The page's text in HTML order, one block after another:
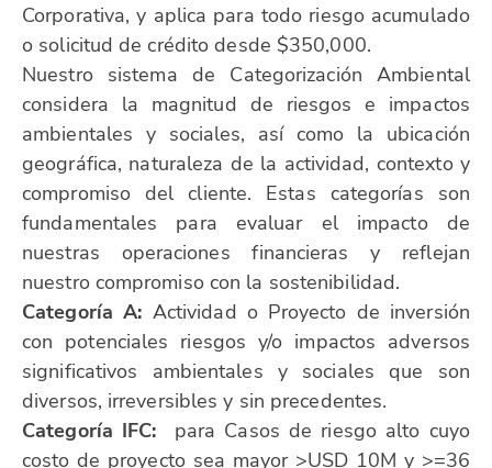
Corporativa, y aplica para todo riesgo acumulado
o solicitud de crédito desde $350,000.
Nuestro sistema de Categorización Ambiental
considera la magnitud de riesgos e impactos
ambientales y sociales, así como la ubicación
geográfica, naturaleza de la actividad, contexto y
compromiso del cliente. Estas categorías son
fundamentales para evaluar el impacto de
nuestras operaciones financieras y reflejan
nuestro compromiso con la sostenibilidad.
Categoría A: Actividad o Proyecto de inversión
con potenciales riesgos y/o impactos adversos
significativos ambientales y sociales que son
diversos, irreversibles y sin precedentes.
Categoría IFC: para Casos de riesgo alto cuyo
costo de proyecto sea mayor >USD 10M y >=36